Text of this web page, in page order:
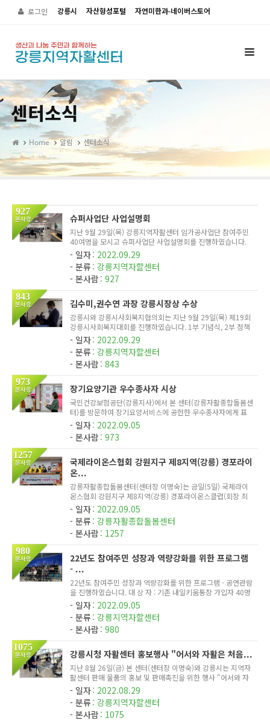
로그인 강릉시 자산형성포털 자연미한과-네이버스토어
센터소식
Home 알림 센터소식
927
본사람 슈퍼사업단 사업설명회
지난 9월 29일(목) 강릉지역자활센터 임가공사업단 참여주민
40여명을 모시고 슈퍼사업단 사업설명회를 진행하였습니다.
임가공사업단은 2023년부터 시간제만 남겨두는 것으로 결론
을 내렸으며, 슈퍼 및 타 사업단 이전을 진행합니다.
일자 2022.09.29
분류 강릉지역자할센터
본사람 927
843
본사람 김수미,권수연 과장 강릉시장상 수상
강릉시와 강릉시사회복지협의회는 지난 9월 29일(목) 제19회
강릉시사회복지대회를 진행하였습니다. 1부 기념식, 2부 정책
토론회로 구성된 이번행사에 본 센터 김수미과장(사업운영과)
및 권수연과장(강릉자활종합돌봄센터)이 나란히 강릉시장상을
수여 받았습...
일자 2022.09.29
분류 강릉지역자할센터
본사람 843
973
본사람 장기요양기관 우수종사자 시상
국민건강보험공단(강릉지사)에서 본 센터(강릉자활종합돌봄센
터)를 방문하여 장기요양서비스에 공헌한 우수종사자에게 표
창장을 수여하셨습니다. 평소 어르신들의 건강과 삶의 질 향상
에 노력하신 유희선 요양보호사님께서 수상하였으며, 시상 후
현장의 애로...
일자 2022.09.05
본사람 973
1257
본사람
국제라이온스협회 강원지구 제8지역(강릉) 경포라이
온...
강릉자활종합돌봄센터(센터장 이명숙)는 금일(5일) 국제라이
온스협회 강원지구 제8지역(강릉) 경포라이온스클럽(회장 최
태영)에서 다가오는 추석 명절을 맞아 취약계층을 위한 식료품
(김 60박스)을 후원받았습니다. 최태영 회장은 "소외된 취약계
층분들이 따뜻...
일자 2022.09.05
분류 강릉자활종합돌봄센터
본사람 1257
980
본사람
22년도 참여주민 성장과 역량강화를 위한 프로그램
- ...
22년도 참여주민 성장과 역량강화를 위한 프로그램 - 공연관람
을 진행하였습니다. 대 상 자 : 기존 내일키움통장 가입자 40명
내외 일 시 : 22년 9월 2일 공연제목 : G-SHOW (강릉 하키센
터)
일자 2022.09.05
분류 강릉지역자할센터
본사람 980
1075
본사람 강릉시청 자활센터 홍보행사 "어서와 자활은 처음...
지난 8월 26일(금) 본 센터(센터장 이명숙)와 강릉시는 지역자
활센터 판매 물품의 홍보 및 판매촉진을 위한 행사 "어서와 자
활은 처음이지"를 진행하였습니다. 강릉시 1층 홀에서 진행된
이번 행사에는 본 센터외 강원도의 자활센터에서 생산된 제품
일부를 판...
일자 2022.08.29
분류 강릉지역자할센터
본사람 1075
Sketchbook5, 스케치북5